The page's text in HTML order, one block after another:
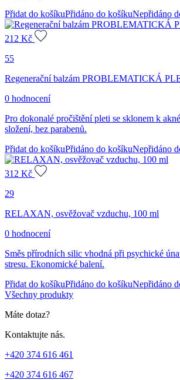
Přidat do košíkuPřidáno do košíkuNepřidáno
212 Kč
55
Regenerační balzám PROBLEMATICKÁ
0 hodnocení
Pro dokonalé pročištění pleti se sklonem k
složení, bez parabenů.
Přidat do košíkuPřidáno do košíkuNepřidáno
312 Kč
29
RELAXAN, osvěžovač vzduchu, 100 ml
0 hodnocení
Směs přírodních silic vhodná při psychické
stresu. Ekonomické balení.
Přidat do košíkuPřidáno do košíkuNepřidáno
Všechny produkty
Máte dotaz?
Kontaktujte nás.
+420 374 616 461
+420 374 616 467